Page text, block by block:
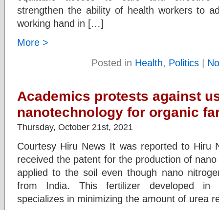
strengthen the ability of health workers to
working hand in […]
More >
Posted in Health, Politics|
Academics protests against
nanotechnology for organic
Thursday, October 21st, 2021
Courtesy Hiru News It was reported to Hiru
received the patent for the production of
applied to the soil even though nano
from India. This fertilizer developed in
specializes in minimizing the amount of urea